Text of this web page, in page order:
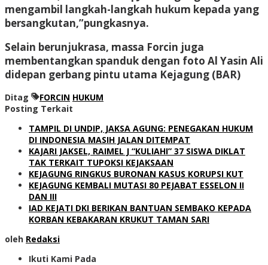
mengambil langkah-langkah hukum kepada yang
bersangkutan,”pungkasnya.
Selain berunjukrasa, massa Forcin juga
membentangkan spanduk dengan foto Al Yasin Ali
didepan gerbang pintu utama Kejagung (BAR)
Ditag FORCIN HUKUM
Posting Terkait
TAMPIL DI UNDIP, JAKSA AGUNG: PENEGAKAN HUKUM
DI INDONESIA MASIH JALAN DITEMPAT
KAJARI JAKSEL, RAIMEL J “KULIAHI” 37 SISWA DIKLAT
TAK TERKAIT TUPOKSI KEJAKSAAN
KEJAGUNG RINGKUS BURONAN KASUS KORUPSI KUT
KEJAGUNG KEMBALI MUTASI 80 PEJABAT ESSELON II
DAN III
IAD KEJATI DKI BERIKAN BANTUAN SEMBAKO KEPADA
KORBAN KEBAKARAN KRUKUT TAMAN SARI
oleh Redaksi
Ikuti Kami Pada